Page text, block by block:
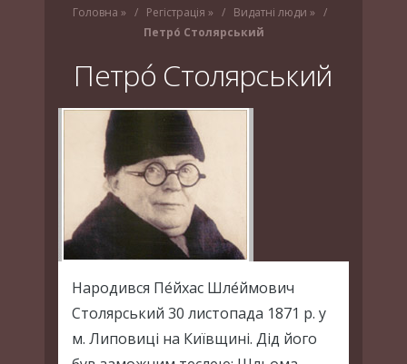
Головна » Регістрація » Видатні люди »
Петро́ Столярський
Петро́ Столярський
Народився Пе́йхас Шле́ймович
Столярський 30 листопада 1871 р. у
м. Липовиці на Київщині. Дід його